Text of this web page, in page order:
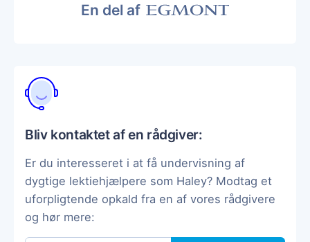
En del af
Bliv kontaktet af en rådgiver:
Er du interesseret i at få undervisning af
dygtige lektiehjælpere som Haley? Modtag et
uforpligtende opkald fra en af vores rådgivere
og hør mere: